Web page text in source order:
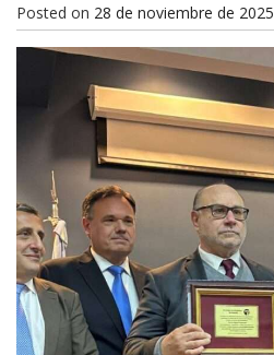
Posted on 28 de noviembre de 2025